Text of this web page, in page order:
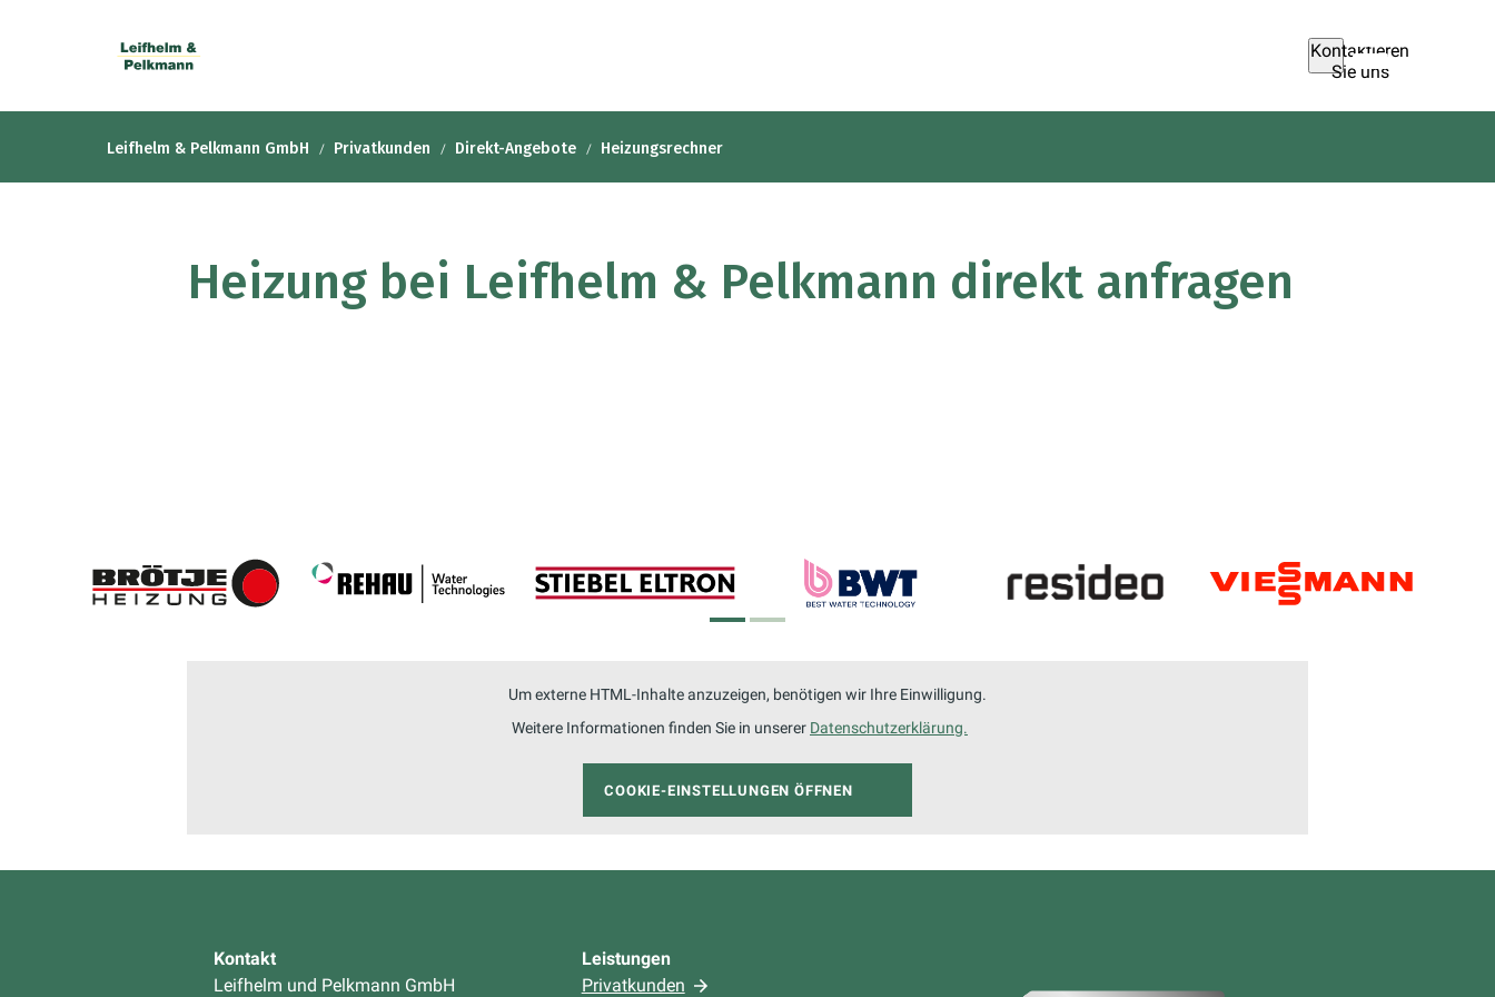
Kontaktieren
Sie uns
Leifhelm & Pelkmann GmbH Privatkunden Direkt-Angebote Heizungsrechner
Heizung bei Leifhelm & Pelkmann direkt anfragen
Um externe HTML-Inhalte anzuzeigen, benötigen wir Ihre Einwilligung.
Weitere Informationen finden Sie in unserer Datenschutzerklärung.
COOKIE-EINSTELLUNGEN ÖFFNEN
Kontakt
Leifhelm und Pelkmann GmbH
Leistungen
Privatkunden